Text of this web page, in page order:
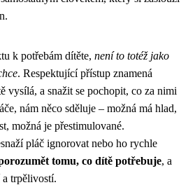
k potřebám dítěte, není to totéž jako
. Respektující přístup znamená
vysílá, a snažit se pochopit, co za nimi
nám něco sděluje – možná má hlad,
možná je přestimulované.
pláč ignorovat nebo ho rychle
tomu, co dítě potřebuje, a
a trpělivostí.